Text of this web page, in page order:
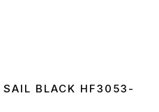
SAIL BLACK HF3053-